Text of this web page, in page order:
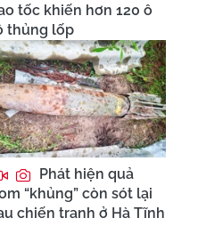
tốc khiến hơn 120 ô
thủng lốp
Phát hiện quả
“khủng” còn sót lại
chiến tranh ở Hà Tĩnh